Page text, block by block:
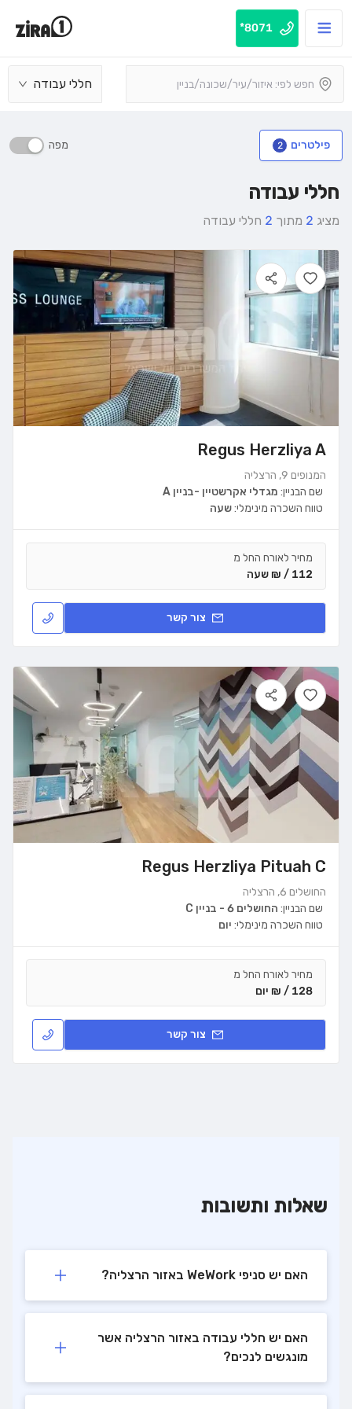
8071*
חללי עבודה
פילטרים 2 מפה
חללי עבודה
מציג 2 מתוך 2 חללי עבודה
Regus Herzliya A
המנופים 9, הרצליה
שם הבניין: מגדלי אקרשטיין -בניין A
טווח השכרה מינימלי:שעה
מחיר לאורח החל מ
112 / ₪ שעה
צור קשר
Regus Herzliya Pituah C
החושלים 6, הרצליה
שם הבניין: החושלים 6 - בניין C
טווח השכרה מינימלי: יום
מחיר לאורח החל מ
128 / ₪ יום
צור קשר
שאלות ותשובות
האם יש סניפי WeWork באזור הרצליה?
האם יש חללי עבודה באזור הרצליה אשר
מונגשים לנכים?